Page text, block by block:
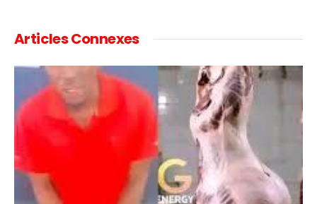
Articles Connexes